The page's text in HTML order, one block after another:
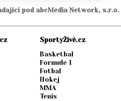
pod abcMedia Network, s.r.o.
SportyŽivě.cz
Basketbal
Formule 1
Fotbal
Hokej
MMA
Tenis